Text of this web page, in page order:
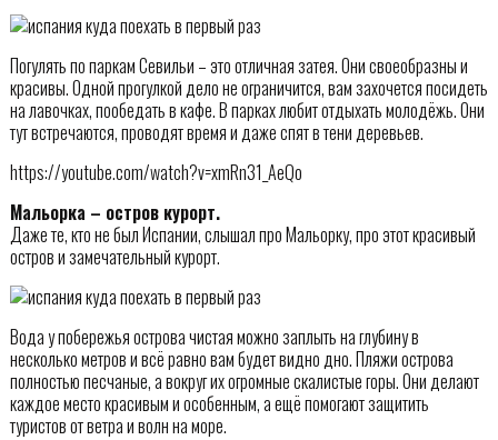
Погулять по паркам Севильи – это отличная затея. Они своеобразны и
красивы. Одной прогулкой дело не ограничится, вам захочется посидеть
на лавочках, пообедать в кафе. В парках любит отдыхать молодёжь. Они
тут встречаются, проводят время и даже спят в тени деревьев.
https://youtube.com/watch?v=xmRn31_AeQo
Мальорка – остров курорт.
Даже те, кто не был Испании, слышал про Мальорку, про этот красивый
остров и замечательный курорт.
Вода у побережья острова чистая можно заплыть на глубину в
несколько метров и всё равно вам будет видно дно. Пляжи острова
полностью песчаные, а вокруг их огромные скалистые горы. Они делают
каждое место красивым и особенным, а ещё помогают защитить
туристов от ветра и волн на море.